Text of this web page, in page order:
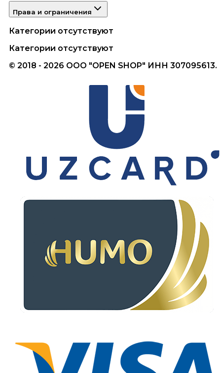
Права и ограничения
Категории отсутствуют
Категории отсутствуют
© 2018 - 2026 ООО "OPEN SHOP" ИНН 307095613.